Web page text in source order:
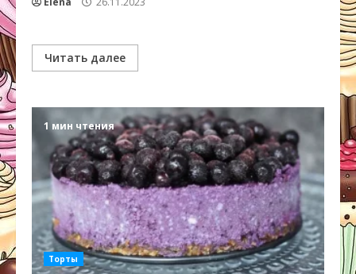
Читать далее
1 мин чтения
Торты